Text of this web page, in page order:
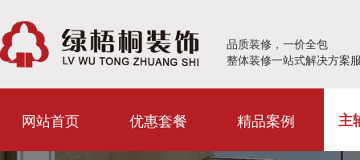
品质装修，一价全包
整体装修一站式解决方案
网站首页 优惠套餐 精品案例 主